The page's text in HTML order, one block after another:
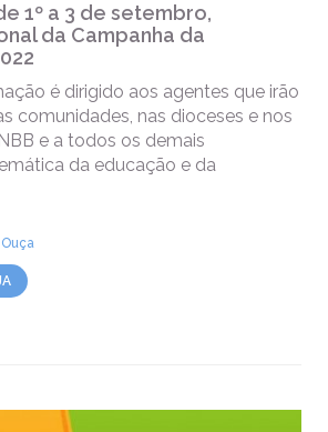
1º a 3 de setembro,
da Campanha da
é dirigido aos agentes que irão
comunidades, nas dioceses e nos
e a todos os demais
da educação e da
Ouça